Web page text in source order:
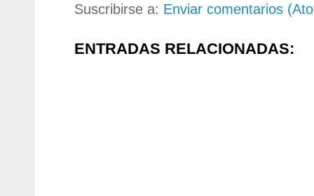
Suscribirse a: Enviar comentarios
ENTRADAS RELACIONADAS: